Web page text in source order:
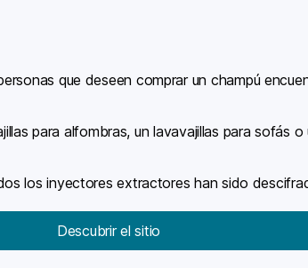
que deseen comprar un champú
para alfombras, un lavavajillas para sofás
los inyectores extractores han sido
Descubrir el sitio